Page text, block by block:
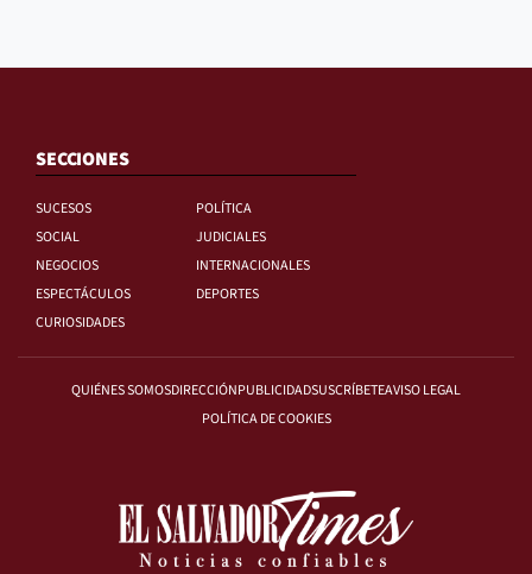
SECCIONES
SUCESOS
POLÍTICA
SOCIAL
JUDICIALES
NEGOCIOS
INTERNACIONALES
ESPECTÁCULOS
DEPORTES
CURIOSIDADES
QUIÉNES SOMOSDIRECCIÓNPUBLICIDADSUSCRÍBETEAVISO LEGAL
POLÍTICA DE COOKIES